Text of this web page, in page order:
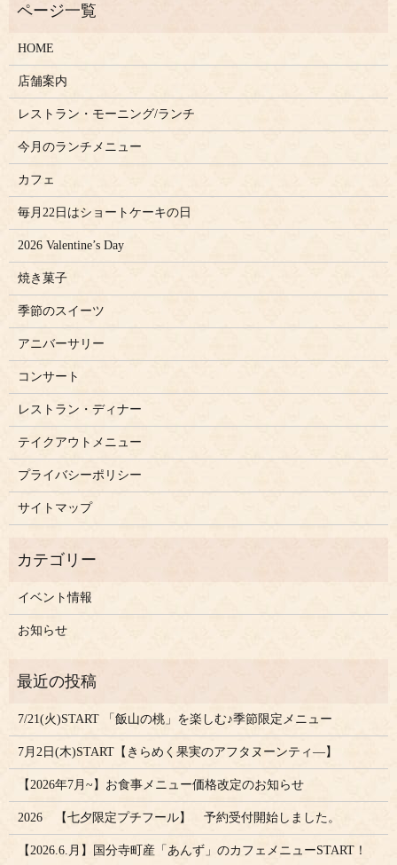
HOME
店舗案内
レストラン・モーニング/ランチ
今月のランチメニュー
カフェ
毎月22日はショートケーキの日
2026 Valentine’s Day
焼き菓子
季節のスイーツ
アニバーサリー
コンサート
レストラン・ディナー
テイクアウトメニュー
プライバシーポリシー
サイトマップ
イベント情報
お知らせ
7/21(火)START 「飯山の桃」を楽しむ♪季節限定メニュー
7月2日(木)START【きらめく果実のアフタヌーンティ―】
【2026年7月~】お食事メニュー価格改定のお知らせ
2026 【七夕限定プチフール】 予約受付開始しました。
【2026.6.月】国分寺町産「あんず」のカフェメニューSTART！